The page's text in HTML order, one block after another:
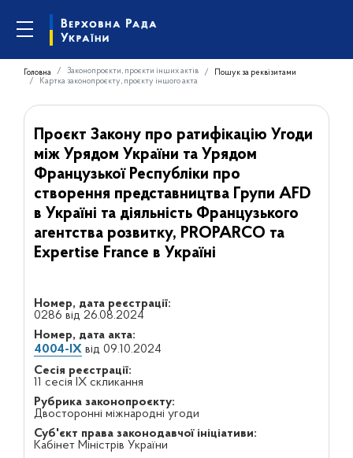
Головна Законопроєкти, проєкти інших актів
Пошук за реквізитами
Картка законопроєкту, проєкту іншого акта
Проєкт Закону про ратифікацію Угоди
між Урядом України та Урядом
Французької Республіки про
створення представництва Групи AFD
в Україні та діяльність Французького
агентства розвитку, PROPARCO та
Expertise France в Україні
Номер, дата реєстрації:
0286 від 26.08.2024
Номер, дата акта:
4004-IXвід 09.10.2024
Сесія реєстрації:
11 сесія IX скликання
Рубрика законопроєкту:
Двосторонні міжнародні угоди
Суб'єкт права законодавчої ініціативи:
Кабінет Міністрів України